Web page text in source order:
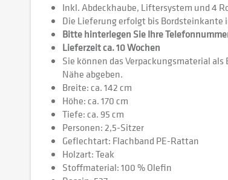
Inkl. Abdeckhaube, Liftersystem und 4
Die Lieferung erfolgt bis
Bitte hinterlegen Sie Ihre
Lieferzeit ca. 10 Wochen
Sie können das Verpackungsmaterial
Nähe abgeben.
Breite: ca. 142 cm
Höhe: ca. 170 cm
Tiefe: ca. 95 cm
Personen: 2,5-Sitzer
Geflechtart: Flachband PE-Rattan
Holzart: Teak
Stoffmaterial: 100 % Olefin